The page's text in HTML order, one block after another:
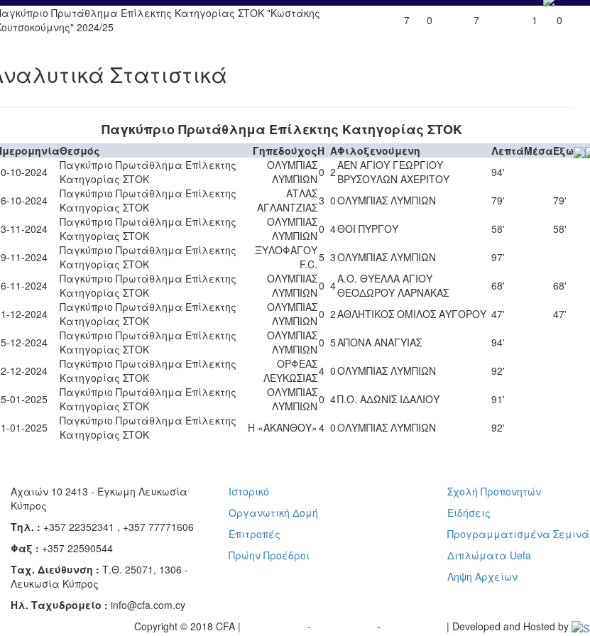
Πρωτάθλημα Επίλεκτης Κατηγορίας ΣΤΟΚ "Κωστάκης
2024/25
7 0 7 1 0
Στατιστικά
Παγκύπριο Πρωτάθλημα Επίλεκτης Κατηγορίας ΣΤΟΚ
Θεσμός ΓηπεδούχοςH AΦιλοξενούμενη ΛεπτάΜέσαΈξω
10-2024
Παγκύπριο Πρωτάθλημα Επίλεκτης
Κατηγορίας ΣΤΟΚ
ΟΛΥΜΠΙΑΣ
ΛΥΜΠΙΩΝ0 2ΑΕΝ ΑΓΙΟΥ ΓΕΩΡΓΙΟΥ
ΒΡΥΣΟΥΛΩΝ ΑΧΕΡΙΤΟΥ
94'
10-2024
Παγκύπριο Πρωτάθλημα Επίλεκτης
Κατηγορίας ΣΤΟΚ
ΑΤΛΑΣ
ΑΓΛΑΝΤΖΙΑΣ3 0ΟΛΥΜΠΙΑΣ ΛΥΜΠΙΩΝ 79'
79'
11-2024
Παγκύπριο Πρωτάθλημα Επίλεκτης
Κατηγορίας ΣΤΟΚ
ΟΛΥΜΠΙΑΣ
ΛΥΜΠΙΩΝ0 4ΘΟΙ ΠΥΡΓΟΥ 58'
58'
11-2024
Παγκύπριο Πρωτάθλημα Επίλεκτης
Κατηγορίας ΣΤΟΚ
ΞΥΛΟΦΑΓΟΥ
F.C.5 3ΟΛΥΜΠΙΑΣ ΛΥΜΠΙΩΝ 97'
11-2024
Παγκύπριο Πρωτάθλημα Επίλεκτης
Κατηγορίας ΣΤΟΚ
ΟΛΥΜΠΙΑΣ
ΛΥΜΠΙΩΝ0 4Α.Ο. ΘΥΕΛΛΑ ΑΓΙΟΥ
ΘΕΟΔΩΡΟΥ ΛΑΡΝΑΚΑΣ
68'
68'
12-2024
Παγκύπριο Πρωτάθλημα Επίλεκτης
Κατηγορίας ΣΤΟΚ
ΟΛΥΜΠΙΑΣ
ΛΥΜΠΙΩΝ0 2ΑΘΛΗΤΙΚΟΣ ΟΜΙΛΟΣ ΑΥΓΟΡΟΥ 47'
47'
12-2024
Παγκύπριο Πρωτάθλημα Επίλεκτης
Κατηγορίας ΣΤΟΚ
ΟΛΥΜΠΙΑΣ
ΛΥΜΠΙΩΝ0 5ΑΠΟΝΑ ΑΝΑΓΥΙΑΣ
94'
12-2024
Παγκύπριο Πρωτάθλημα Επίλεκτης
Κατηγορίας ΣΤΟΚ
ΟΡΦΕΑΣ
ΛΕΥΚΩΣΙΑΣ4 0ΟΛΥΜΠΙΑΣ ΛΥΜΠΙΩΝ
92'
01-2025
Παγκύπριο Πρωτάθλημα Επίλεκτης
Κατηγορίας ΣΤΟΚ
ΟΛΥΜΠΙΑΣ
ΛΥΜΠΙΩΝ0 4Π.Ο. ΑΔΩΝΙΣ ΙΔΑΛΙΟΥ
91'
01-2025
Παγκύπριο Πρωτάθλημα Επίλεκτης
Κατηγορίας ΣΤΟΚ
Η «ΑΚΑΝΘΟΥ»4 0ΟΛΥΜΠΙΑΣ ΛΥΜΠΙΩΝ 92'
Αχαιών 10 2413 - Έγκωμη Λευκωσία
Κύπρος
Τηλ. : +357 22352341 , +357 77771606
Φαξ : +357 22590544
Ταχ. Διεύθυνση : Τ.Θ. 25071, 1306 -
Λευκωσία Κύπρος
Ηλ. Ταχυδρομείο : info@cfa.com.cy
Ιστορικό
Οργανωτική Δομή
Επιτροπές
Πρώην Προέδροι
Σχολή Προπονητών
Ειδήσεις
Προγραμματισμένα
Διπλώματα Uefa
Ληψη Αρχείων
Copyright © 2018 CFA | - -
| Developed and Hosted by